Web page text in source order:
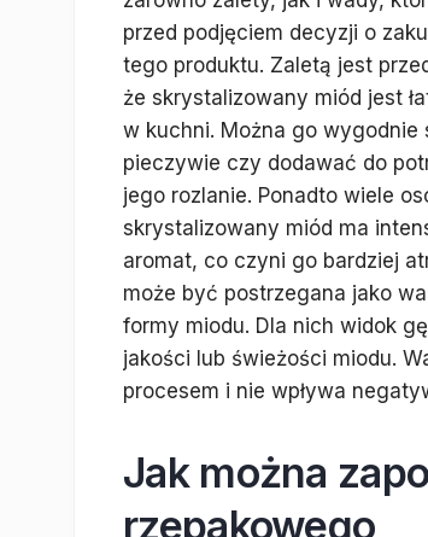
przed podjęciem decyzji o
tego produktu. Zaletą jest
że skrystalizowany miód jest
w kuchni. Można go wygodnie
pieczywie czy dodawać do
jego rozlanie. Ponadto wiele
skrystalizowany miód ma
aromat, co czyni go bardziej
może być postrzegana jako
formy miodu. Dla nich widok
jakości lub świeżości miodu.
procesem i nie wpływa
Jak można
rzepakowego